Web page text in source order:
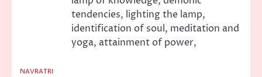
tendencies, lighting the lamp,
identification of soul, meditation and
yoga, attainment of power,
NAVRATRI